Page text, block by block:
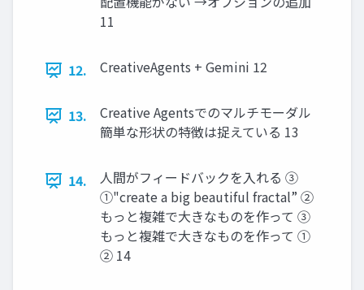
11
12. CreativeAgents + Gemini 12
13.
Creative Agentsでのマルチモーダル
簡単な形状の特徴は捉えている 13
14.
⼈間がフィードバックを⼊れる ③
①"create a big beautiful fractal” ②
もっと複雑で⼤きなものを作って ③
もっと複雑で⼤きなものを作って ①
② 14